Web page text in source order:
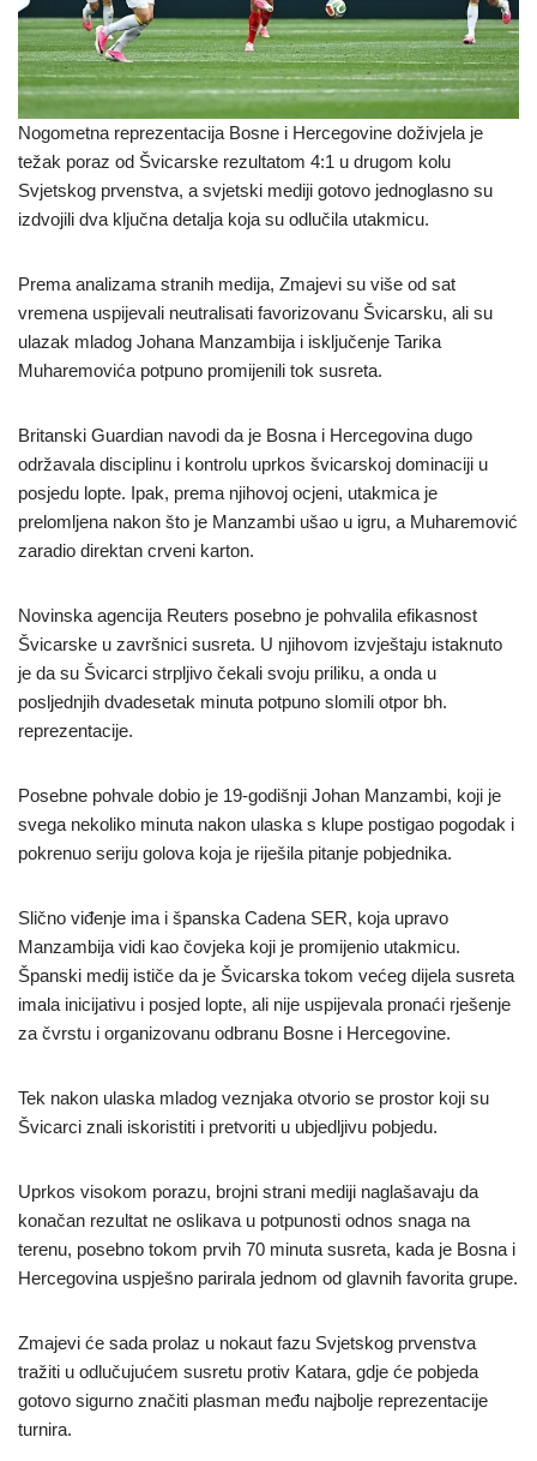
Nogometna reprezentacija Bosne i Hercegovine doživjela je
težak poraz od Švicarske rezultatom 4:1 u drugom kolu
Svjetskog prvenstva, a svjetski mediji gotovo jednoglasno su
izdvojili dva ključna detalja koja su odlučila utakmicu.
Prema analizama stranih medija, Zmajevi su više od sat
vremena uspijevali neutralisati favorizovanu Švicarsku, ali su
ulazak mladog Johana Manzambija i isključenje Tarika
Muharemovića potpuno promijenili tok susreta.
Britanski Guardian navodi da je Bosna i Hercegovina dugo
održavala disciplinu i kontrolu uprkos švicarskoj dominaciji u
posjedu lopte. Ipak, prema njihovoj ocjeni, utakmica je
prelomljena nakon što je Manzambi ušao u igru, a Muharemović
zaradio direktan crveni karton.
Novinska agencija Reuters posebno je pohvalila efikasnost
Švicarske u završnici susreta. U njihovom izvještaju istaknuto
je da su Švicarci strpljivo čekali svoju priliku, a onda u
posljednjih dvadesetak minuta potpuno slomili otpor bh.
reprezentacije.
Posebne pohvale dobio je 19-godišnji Johan Manzambi, koji je
svega nekoliko minuta nakon ulaska s klupe postigao pogodak i
pokrenuo seriju golova koja je riješila pitanje pobjednika.
Slično viđenje ima i španska Cadena SER, koja upravo
Manzambija vidi kao čovjeka koji je promijenio utakmicu.
Španski medij ističe da je Švicarska tokom većeg dijela susreta
imala inicijativu i posjed lopte, ali nije uspijevala pronaći rješenje
za čvrstu i organizovanu odbranu Bosne i Hercegovine.
Tek nakon ulaska mladog veznjaka otvorio se prostor koji su
Švicarci znali iskoristiti i pretvoriti u ubjedljivu pobjedu.
Uprkos visokom porazu, brojni strani mediji naglašavaju da
konačan rezultat ne oslikava u potpunosti odnos snaga na
terenu, posebno tokom prvih 70 minuta susreta, kada je Bosna i
Hercegovina uspješno parirala jednom od glavnih favorita grupe.
Zmajevi će sada prolaz u nokaut fazu Svjetskog prvenstva
tražiti u odlučujućem susretu protiv Katara, gdje će pobjeda
gotovo sigurno značiti plasman među najbolje reprezentacije
turnira.